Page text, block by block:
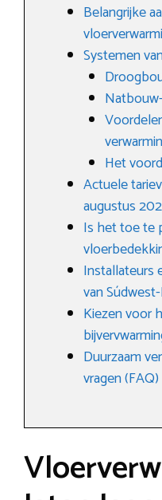
Belangrijke
Systemen
Het
Actuele
augustus
Is het toe te
Installateurs
van
Kiezen voor
Duurzaam
vragen (FAQ)